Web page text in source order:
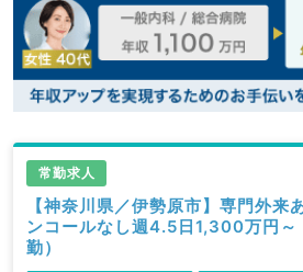
常勤求人
【神奈川県／伊勢原市】専門外
ンコールなし週4.5日1,300万円～
勤）